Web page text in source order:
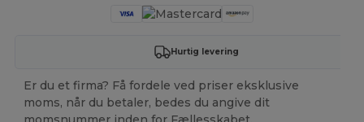
Hurtig levering
Er du et firma? Få fordele ved priser eksklusive
moms, når du betaler, bedes du angive dit